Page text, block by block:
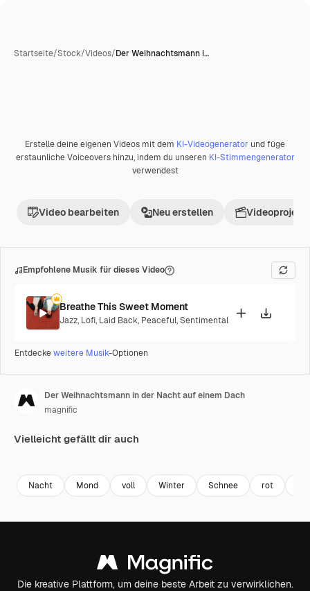
Startseite/Stock/Videos/Der Weihnachtsmann i…
KI-generiert
Erstelle deine eigenen Videos mit dem KI-Videogenerator und füge
erstaunliche Voiceovers hinzu, indem du unseren KI-Stimmengenerator
verwendest
Video bearbeiten Neu erstellen Videoprojekt
Empfohlene Musik für dieses Video
Breathe This Sweet Moment
Jazz, Lofi, Laid Back, Peaceful,Sentimental
Entdeckeweitere Musik-Optionen
Der Weihnachtsmann in der Nacht auf einem Dach
magnific
Vielleicht gefällt dir auch
Nacht Mond voll Winter Schnee rot
Die kreative Plattform, um deine beste Arbeit zu verwirklichen.